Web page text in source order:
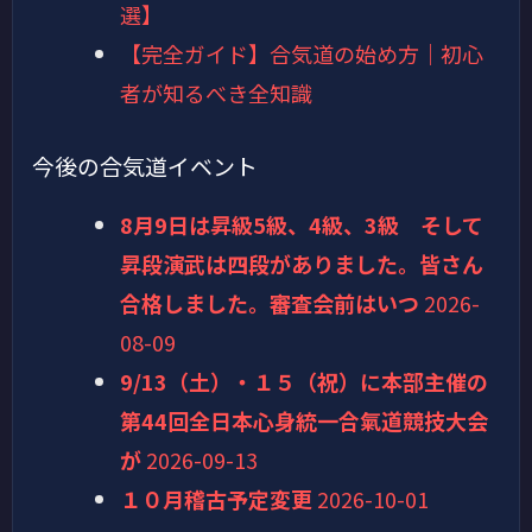
選】
【完全ガイド】合気道の始め方｜初心
者が知るべき全知識
今後の合気道イベント
8月9日は昇級5級、4級、3級 そして
昇段演武は四段がありました。皆さん
合格しました。審査会前はいつ 2026-
08-09
9/13（土）・１５（祝）に本部主催の
第44回全日本心身統一合氣道競技大会
が 2026-09-13
１０月稽古予定変更 2026-10-01